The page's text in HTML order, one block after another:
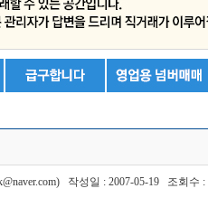
작성일 : 2007-05-19 조회수 :